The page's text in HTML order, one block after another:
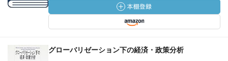
グローバリゼーション下の経済・政策分析